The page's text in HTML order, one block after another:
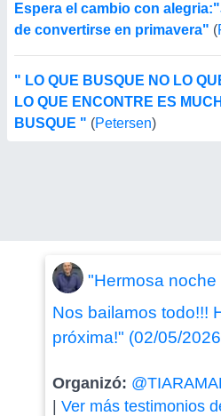
Espera el cambio con
de convertirse en primavera" (
" LO QUE BUSQUE NO LO
LO QUE ENCONTRE ES
BUSQUE " (Petersen)
"Hermosa noche
Nos bailamos todo!!!
próxima!" (02/05/
Organizó:
Ver más testimonios